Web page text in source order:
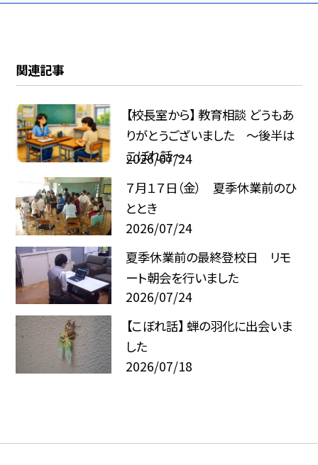
関連記事
【校長室から】 教育相談 どうもあ
りがとうございました ～後半は
こぼれ話～
2026/07/24
７月１７日（金） 夏季休業前のひ
ととき
2026/07/24
夏季休業前の最終登校日 リモ
ート朝会を行いました
2026/07/24
【こぼれ話】 蝉の羽化に出会いま
した
2026/07/18